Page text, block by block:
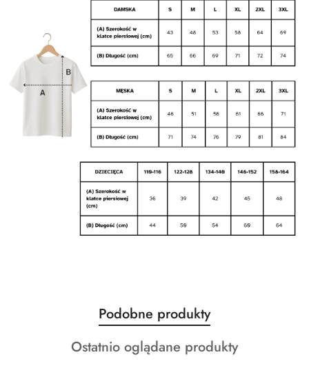
Pomiń karuzelę produktów
Produkty
o
statusie:
Podobne produkty
Produkty
Ostatnio oglądane produkty